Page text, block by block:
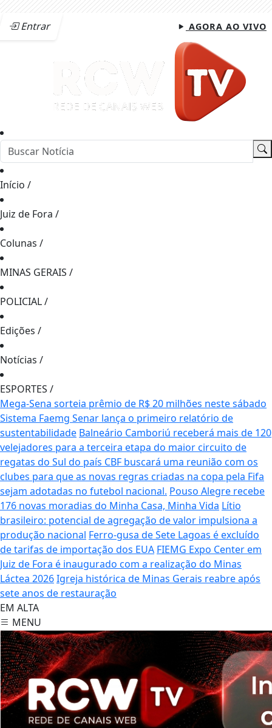
Entrar AGORA AO VIVO
Início /
Juiz de Fora /
Colunas /
MINAS GERAIS /
POLICIAL/
Edições /
Notícias /
ESPORTES /
Mega-Sena sorteia prêmio de R$ 20 milhões neste sábado
Sistema Faemg Senar lança o primeiro relatório de
sustentabilidade Balneário Camboriú receberá mais de 120
velejadores para a terceira etapa do maior circuito de
regatas do Sul do país CBF buscará uma reunião com os
clubes para que as novas regras criadas na copa pela Fifa
sejam adotadas no futebol nacional. Pouso Alegre recebe
176 novas moradias do Minha Casa, Minha Vida Lítio
brasileiro: potencial de agregação de valor impulsiona a
produção nacional Ferro-gusa de Sete Lagoas é excluído
de tarifas de importação dos EUA FIEMG Expo Center em
Juiz de Fora é inaugurado com a realização do Minas
Láctea 2026Igreja histórica de Minas Gerais reabre após
sete anos de restauração
EM ALTA
MENU